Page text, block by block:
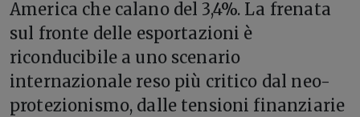
America che calano del 3,4%. La frenata
sul fronte delle esportazioni è
riconducibile a uno scenario
internazionale reso più critico dal neo-
protezionismo, dalle tensioni finanziarie